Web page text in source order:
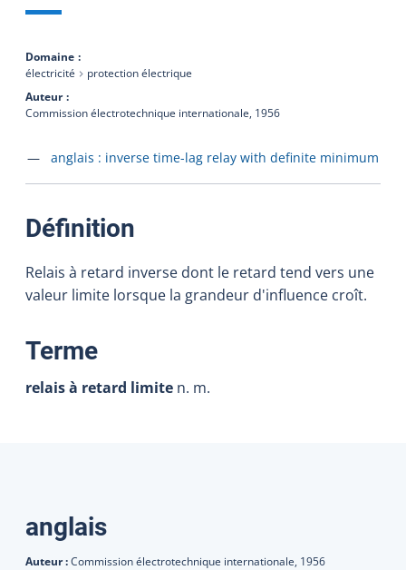
Domaine
électricité
protection électrique
Auteur
Commission électrotechnique internationale, 1956
Accéder à la fiche en
anglais : inverse time-lag relay with definite minimum
Définition
Relais à retard inverse dont le retard tend vers une
valeur limite lorsque la grandeur d'influence croît.
Terme:
relais à retard limite n. m.
Traductions
anglais
Auteur :Commission électrotechnique internationale, 1956